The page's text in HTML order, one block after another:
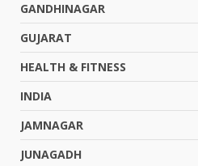
GANDHINAGAR
GUJARAT
HEALTH & FITNESS
INDIA
JAMNAGAR
JUNAGADH